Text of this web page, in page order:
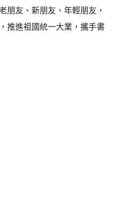
朋友、新朋友、年輕朋友，
推進祖國統一大業，攜手書